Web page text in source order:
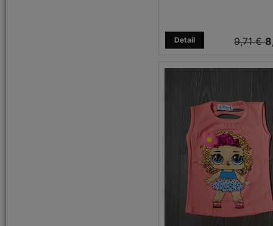
9,71 €
Detail